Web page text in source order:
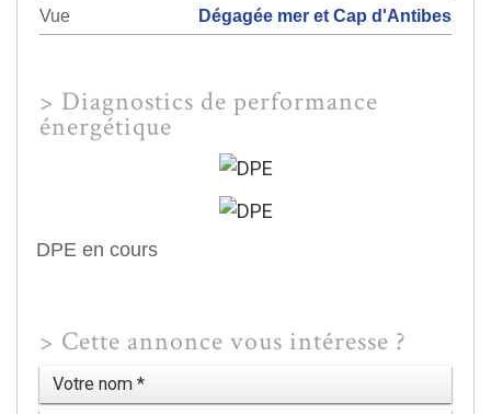
Vue
Dégagée mer et Cap d'Antibes
> Diagnostics de performance
énergétique
DPE en cours
> Cette annonce vous intéresse ?